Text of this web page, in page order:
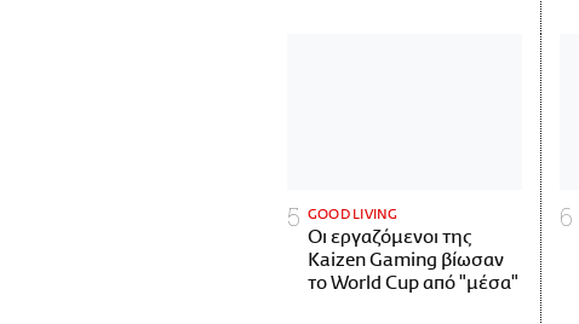
GOOD LIVING
Οι εργαζόμενοι της
Kaizen Gaming βίωσαν
το World Cup από "μέσα"